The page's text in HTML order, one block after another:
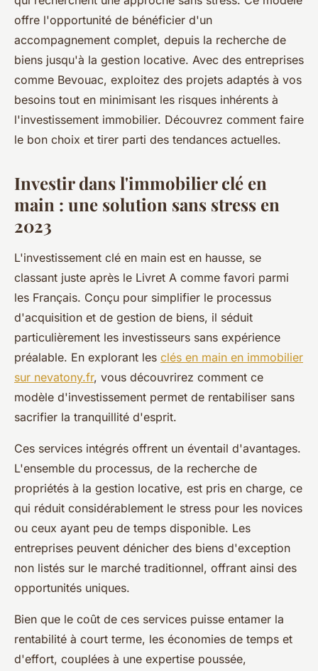
offre l'opportunité de bénéficier d'un
accompagnement complet, depuis la recherche de
biens jusqu'à la gestion locative. Avec des entreprises
comme Bevouac, exploitez des projets adaptés à vos
besoins tout en minimisant les risques inhérents à
l'investissement immobilier. Découvrez comment faire
le bon choix et tirer parti des tendances actuelles.
Investir dans l'immobilier clé en
main : une solution sans stress en
2023
L'investissement clé en main est en hausse, se
classant juste après le Livret A comme favori parmi
les Français. Conçu pour simplifier le processus
d'acquisition et de gestion de biens, il séduit
particulièrement les investisseurs sans expérience
préalable. En explorant les clés en main en immobilier
sur nevatony.fr, vous découvrirez comment ce
modèle d'investissement permet de rentabiliser sans
sacrifier la tranquillité d'esprit.
Ces services intégrés offrent un éventail d'avantages.
L'ensemble du processus, de la recherche de
propriétés à la gestion locative, est pris en charge, ce
qui réduit considérablement le stress pour les novices
ou ceux ayant peu de temps disponible. Les
entreprises peuvent dénicher des biens d'exception
non listés sur le marché traditionnel, offrant ainsi des
opportunités uniques.
Bien que le coût de ces services puisse entamer la
rentabilité à court terme, les économies de temps et
d'effort, couplées à une expertise poussée,